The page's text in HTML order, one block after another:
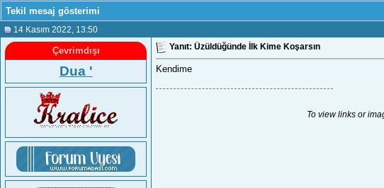
Tekil mesaj gösterimi
14 Kasım 2022 , 13:50
Çevrimdışı
Dua '
Yanıt: Üzüldüğünde İlk Kime Koşarsın
Kendime
To view links or